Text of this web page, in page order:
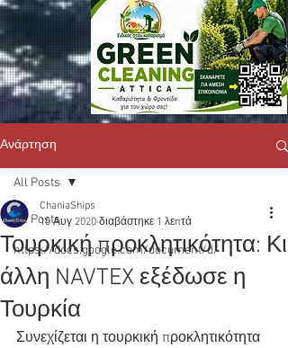
Ανάρτηση
All Posts
https://docs.google.com/document/d/
All Posts
Τουρκική προκλητικότητα: Κι
άλλη NAVTEX εξέδωσε η
Τουρκία
ChaniaShips
10 Αυγ 2020 διαβάστηκε 1 λεπτά
Συνεχίζεται η τουρκική προκλητικότητα